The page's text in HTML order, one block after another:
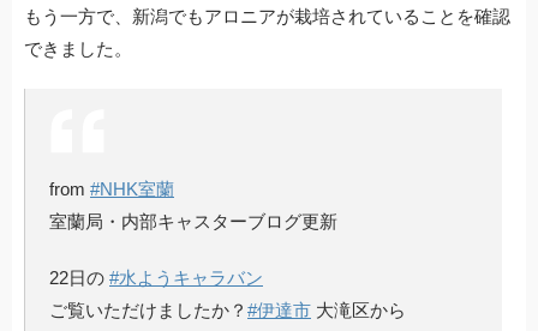
もう一方で、新潟でもアロニアが栽培されていることを確認
できました。
from #NHK室蘭
室蘭局・内部キャスターブログ更新
22日の #水ようキャラバン
ご覧いただけましたか？ #伊達市 大滝区から